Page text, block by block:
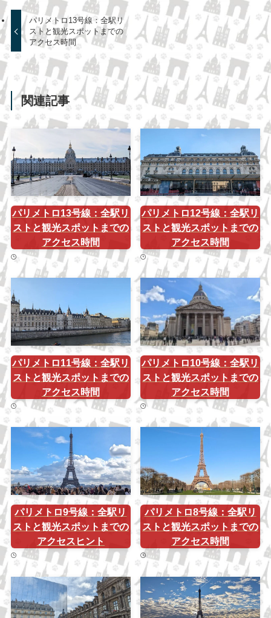
パリメトロ13号線：全駅リ
ストと観光スポットまでの
アクセス時間
関連記事
パリメトロ13号線：全駅リ
ストと観光スポットまでの
アクセス時間
パリメトロ12号線：全駅リ
ストと観光スポットまでの
アクセス時間
パリメトロ11号線：全駅リ
ストと観光スポットまでの
アクセス時間
パリメトロ10号線：全駅リ
ストと観光スポットまでの
アクセス時間
パリメトロ9号線：全駅リ
ストと観光スポットまでの
アクセスヒント
パリメトロ8号線：全駅リ
ストと観光スポットまでの
アクセス時間